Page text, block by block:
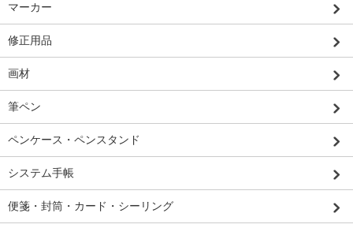
マーカー
修正用品
画材
筆ペン
ペンケース・ペンスタンド
システム手帳
便箋・封筒・カード・シーリング